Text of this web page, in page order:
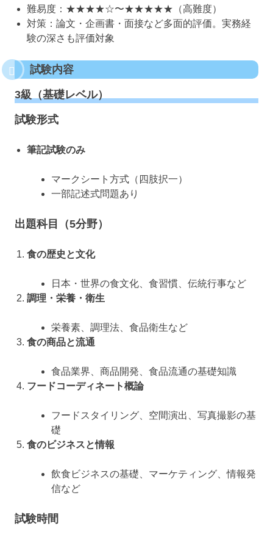
難易度：★★★★☆〜★★★★★（高難度）
対策：論文・企画書・面接など多面的評価。実務経
験の深さも評価対象
試験内容
3級（基礎レベル）
試験形式
筆記試験のみ
マークシート方式（四肢択一）
一部記述式問題あり
出題科目（5分野）
食の歴史と文化
日本・世界の食文化、食習慣、伝統行事など
調理・栄養・衛生
栄養素、調理法、食品衛生など
食の商品と流通
食品業界、商品開発、食品流通の基礎知識
フードコーディネート概論
フードスタイリング、空間演出、写真撮影の基
礎
食のビジネスと情報
飲食ビジネスの基礎、マーケティング、情報発
信など
試験時間